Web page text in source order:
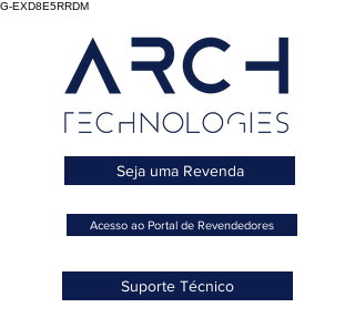
G-EXD8E5RRDM
Seja uma Revenda
Acesso ao Portal de Revendedores
Suporte Técnico